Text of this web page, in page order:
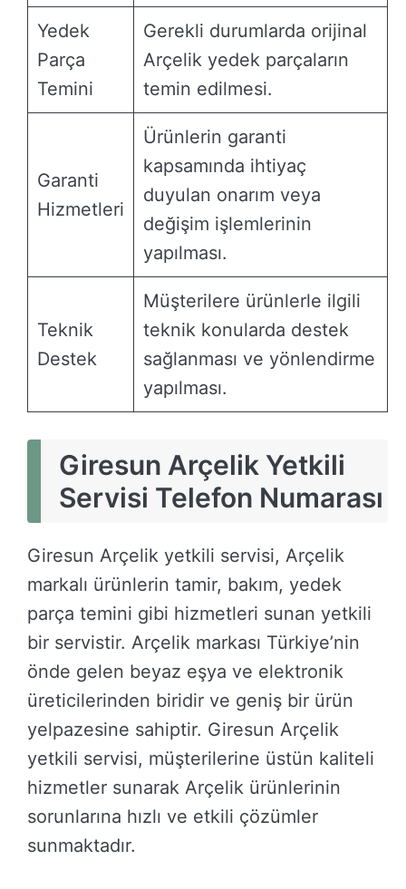
Yedek
Parça
Temini
Gerekli durumlarda orijinal
Arçelik yedek parçaların
temin edilmesi.
Garanti
Hizmetleri
Ürünlerin garanti
kapsamında ihtiyaç
duyulan onarım veya
değişim işlemlerinin
yapılması.
Teknik
Destek
Müşterilere ürünlerle ilgili
teknik konularda destek
sağlanması ve yönlendirme
yapılması.
Giresun Arçelik Yetkili
Servisi Telefon Numarası
Giresun Arçelik yetkili servisi, Arçelik
markalı ürünlerin tamir, bakım, yedek
parça temini gibi hizmetleri sunan yetkili
bir servistir. Arçelik markası Türkiye’nin
önde gelen beyaz eşya ve elektronik
üreticilerinden biridir ve geniş bir ürün
yelpazesine sahiptir. Giresun Arçelik
yetkili servisi, müşterilerine üstün kaliteli
hizmetler sunarak Arçelik ürünlerinin
sorunlarına hızlı ve etkili çözümler
sunmaktadır.